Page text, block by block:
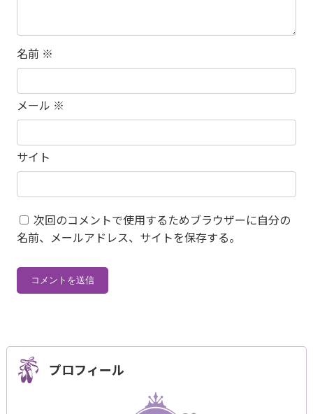
名前 ※
メール ※
サイト
次回のコメントで使用するためブラウザーに自分の
名前、メールアドレス、サイトを保存する。
プロフィール